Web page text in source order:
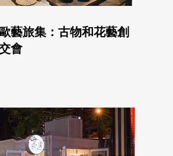
藝旅集：古物和花藝創
會